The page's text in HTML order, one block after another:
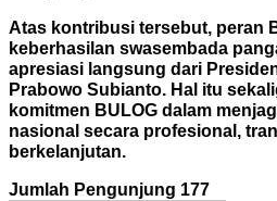
Atas kontribusi tersebut, peran
keberhasilan swasembada
apresiasi langsung dari
Prabowo Subianto. Hal itu
komitmen BULOG dalam
nasional secara profesional,
berkelanjutan.
Jumlah Pengunjung 177